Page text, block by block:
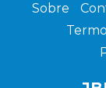
Sobre